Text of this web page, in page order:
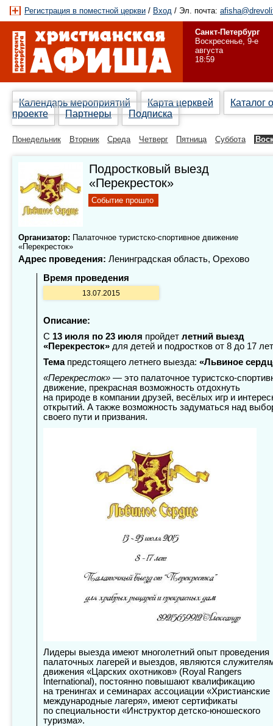
Регистрация в поместной церкви / Вход / Эл. почта:
Санкт-Петербург
Воскресенье, 9-е
августа
18:59
Календарь мероприятий Карта церквей
Каталог
проекте
Партнеры Подписка
Понедельник Вторник Среда Четверг Пятница Суббота
Подростковый выезд
«Перекресток»
Событие прошло
Организатор: Палаточное туристско-спортивное движение
«Перекресток»
Адрес проведения: Ленинградская область, Орехово
Время проведения
13.07.2015
Описание:
С 13 июля по 23 июля пройдет летний выезд
«Перекресток» для детей и подростков от 8 до 17
Темапредстоящего летнего выезда: «Львиное
«Перекресток» — это палаточное туристско-
движение, прекрасная возможность отдохнуть
на природе в компании друзей, весёлых игр и
открытий. А также возможность задуматься над
своего пути и призвания.
Лидеры выезда имеют многолетний опыт проведения
палаточных лагерей и выездов, являются
движения «Царских охотников» (Royal Rangers
International), постоянно повышают квалификацию
на тренингах и семинарах ассоциации «Христианские
международные лагеря», имеют сертификаты
по специальности «Инструктор детско-юношеского
туризма».